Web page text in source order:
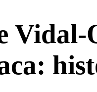
Vidal-